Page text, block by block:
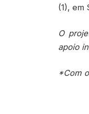
(1), em
O
apoio
*Com